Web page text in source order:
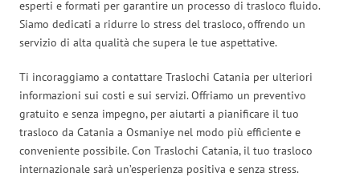
esperti e formati per garantire un processo di trasloco fluido.
Siamo dedicati a ridurre lo stress del trasloco, offrendo un
servizio di alta qualità che supera le tue aspettative.
Ti incoraggiamo a contattare Traslochi Catania per ulteriori
informazioni sui costi e sui servizi. Offriamo un preventivo
gratuito e senza impegno, per aiutarti a pianificare il tuo
trasloco da Catania a Osmaniye nel modo più efficiente e
conveniente possibile. Con Traslochi Catania, il tuo trasloco
internazionale sarà un’esperienza positiva e senza stress.